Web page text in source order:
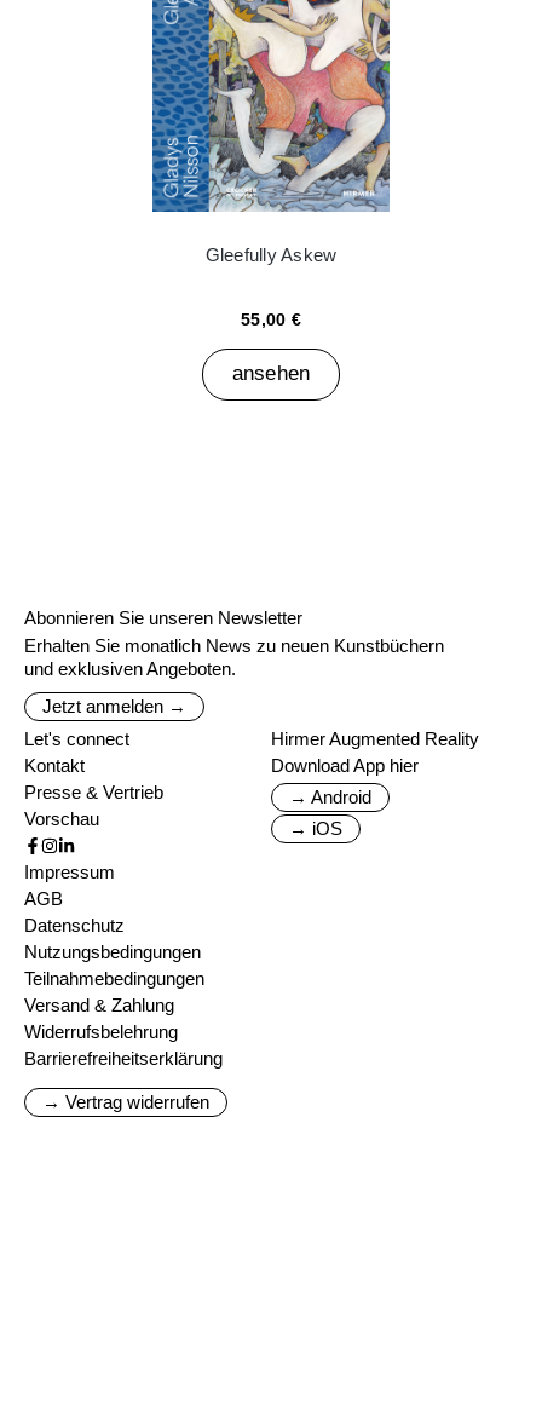
Gleefully Askew
55,00 €
ansehen
Abonnieren Sie unseren Newsletter
Erhalten Sie monatlich News zu neuen Kunstbüchern
und exklusiven Angeboten.
Jetzt anmelden →
Let's connect
Kontakt
Presse & Vertrieb
Vorschau
Hirmer Augmented Reality
Download App hier
→ Android
→ iOS
Impressum
AGB
Datenschutz
Nutzungsbedingungen
Teilnahmebedingungen
Versand & Zahlung
Widerrufsbelehrung
Barrierefreiheitserklärung
→ Vertrag widerrufen